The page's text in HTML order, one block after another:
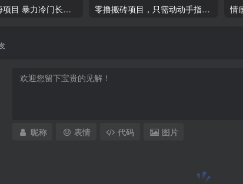
2024新蓝海项目 暴力冷门长期稳定 纯手机操作 单日收益3000+ 小白当天上手 零撸搬砖项目，只需动动手指转发，实现躺赚收益100+，适合新手操作
昵称 表情 代码 图片